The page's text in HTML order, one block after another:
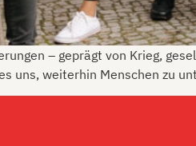
– geprägt von Krieg,
uns, weiterhin Menschen zu